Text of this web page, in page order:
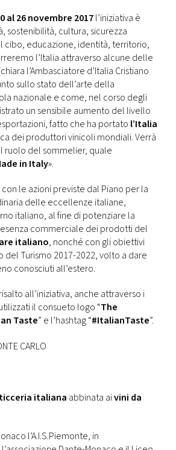
al 26 novembre 2017l’iniziativa è
sostenibilità, cultura, sicurezza
cibo, educazione, identità, territorio,
l’Italia attraverso alcune delle
l’Ambasciatore d’Italia Cristiano
sullo stato dell’arte della
nazionale e come, nel corso degli
un sensibile aumento del livello
fatto che ha portato l’Italia
dei produttori vinicoli mondiali. Verrà
ruolo del sommelier, quale
in Italy».
le azioni previste dal Piano per la
delle eccellenze italiane,
italiano, al fine di potenziare la
commerciale dei prodotti del
italiano, nonché con gli obiettivi
del Turismo 2017-2022, volto a dare
conosciuti all’estero.
all’iniziativa, anche attraverso i
il consueto logo “The
Taste” e l’hashtag “#ItalianTaste”.
CARLO
italiana abbinata aivini da
l’A.I.S.Piemonte, in